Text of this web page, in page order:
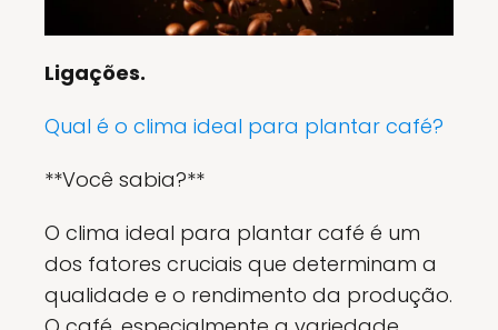
Ligações.
Qual é o clima ideal para plantar café?
**Você sabia?**
O clima ideal para plantar café é um
dos fatores cruciais que determinam a
qualidade e o rendimento da produção.